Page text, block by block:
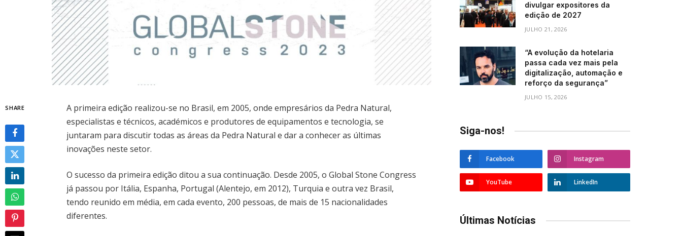
SHARE
A primeira edição realizou-se no Brasil, em 2005, onde empresários da Pedra Natural,
especialistas e técnicos, académicos e produtores de equipamentos e tecnologia, se
juntaram para discutir todas as áreas da Pedra Natural e dar a conhecer as últimas
inovações neste setor.
O sucesso da primeira edição ditou a sua continuação. Desde 2005, o Global Stone Congress
já passou por Itália, Espanha, Portugal (Alentejo, em 2012), Turquia e outra vez Brasil,
tendo reunido em média, em cada evento, 200 pessoas, de mais de 15 nacionalidades
diferentes.
divulgar expositores da
edição de 2027
JULHO 21, 2026
“A evolução da hotelaria
passa cada vez mais pela
digitalização, automação e
reforço da segurança”
JULHO 15, 2026
Siga-nos!
Facebook Instagram
YouTube LinkedIn
Últimas Notícias